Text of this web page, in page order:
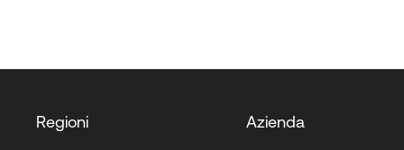
Regioni Azienda